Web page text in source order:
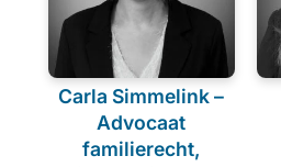
Carla Simmelink –
Advocaat
familierecht,